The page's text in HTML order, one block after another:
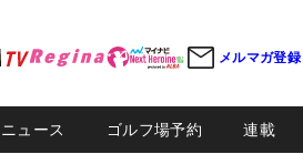
メルマガ登録
ュース ゴルフ場予約 連載